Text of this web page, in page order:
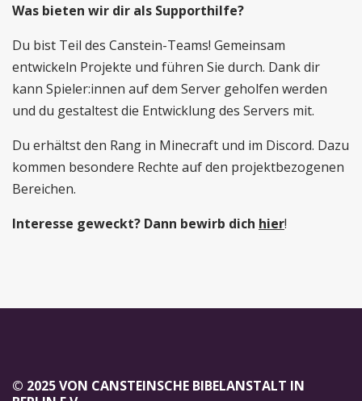
Was bieten wir dir als Supporthilfe?
Du bist Teil des Canstein-Teams! Gemeinsam
entwickeln Projekte und führen Sie durch. Dank dir
kann Spieler:innen auf dem Server geholfen werden
und du gestaltest die Entwicklung des Servers mit.
Du erhältst den Rang in Minecraft und im Discord. Dazu
kommen besondere Rechte auf den projektbezogenen
Bereichen.
Interesse geweckt? Dann bewirb dich hier!
© 2025 VON CANSTEINSCHE BIBELANSTALT IN